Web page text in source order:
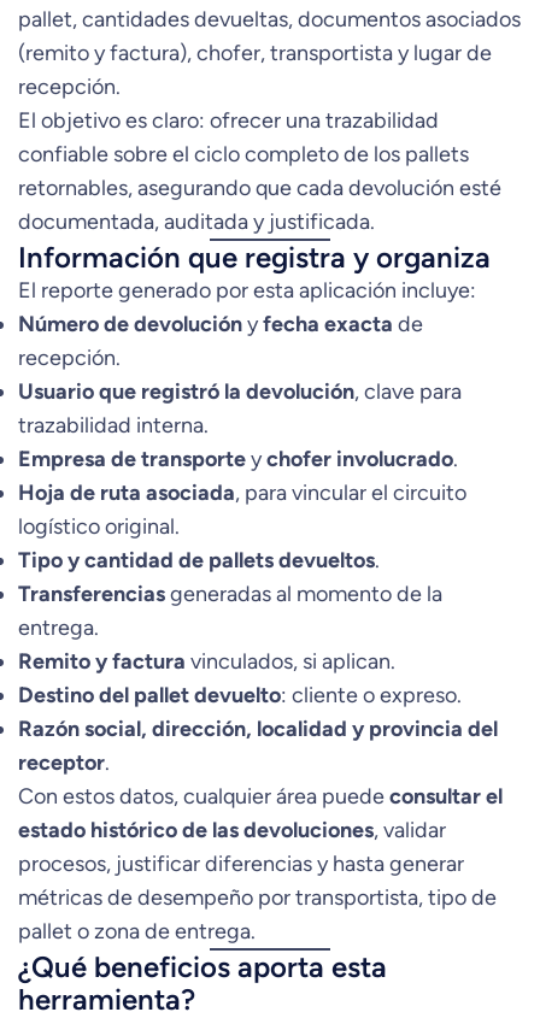
pallet, cantidades devueltas, documentos asociados
(remito y factura), chofer, transportista y lugar de
recepción.
El objetivo es claro: ofrecer una trazabilidad
confiable sobre el ciclo completo de los pallets
retornables, asegurando que cada devolución esté
documentada, auditada y justificada.
Información que registra y organiza
El reporte generado por esta aplicación incluye:
Número de devoluciónyfecha exacta de
recepción.
Usuario que registró la devolución, clave para
trazabilidad interna.
Empresa de transporteychofer involucrado.
Hoja de ruta asociada, para vincular el circuito
logístico original.
Tipo y cantidad de pallets devueltos.
Transferenciasgeneradas al momento de la
entrega.
Remito y factura vinculados, si aplican.
Destino del pallet devuelto: cliente o expreso.
Razón social, dirección, localidad y provincia del
receptor.
Con estos datos, cualquier área puedeconsultar el
estado histórico de las devoluciones, validar
procesos, justificar diferencias y hasta generar
métricas de desempeño por transportista, tipo de
pallet o zona de entrega.
¿Qué beneficios aporta esta
herramienta?